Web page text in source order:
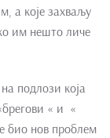
а које захваљу
им нешто личе
подлози која
« и «
био нов проблем